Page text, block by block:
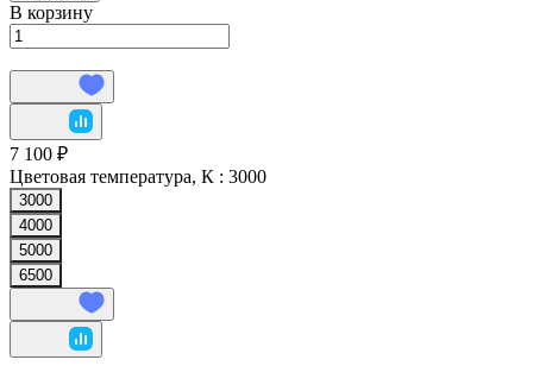
В корзину
7 100 ₽
Цветовая температура, К : 3000
3000
4000
5000
6500